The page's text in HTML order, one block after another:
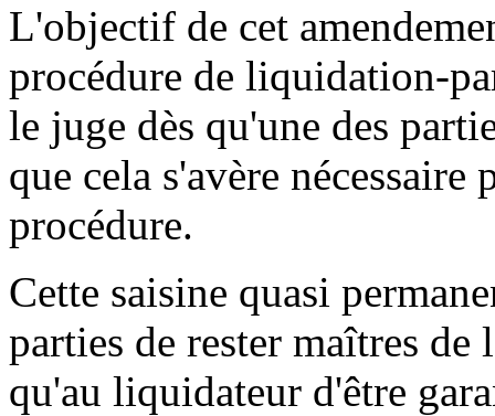
L'objectif de cet
procédure de liquidation-
le juge dès qu'une des
que cela s'avère
procédure.
Cette saisine quasi
parties de rester maîtres de
qu'au liquidateur d'être